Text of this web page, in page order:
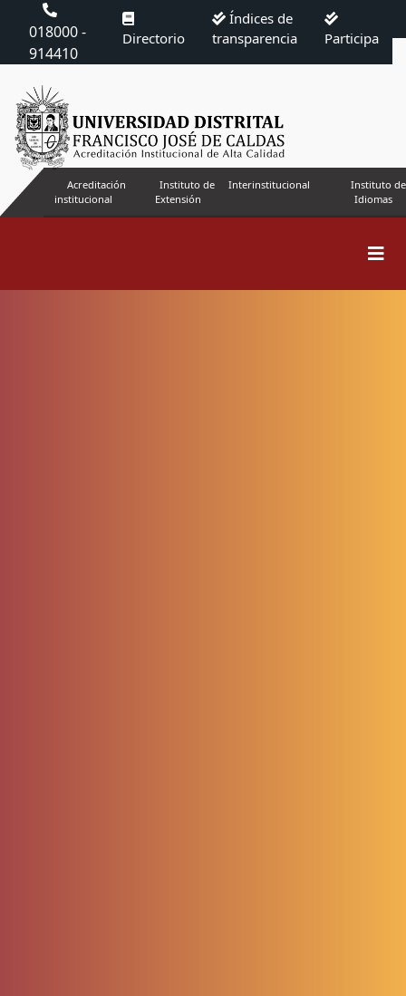
018000 -
914410
Directorio
Índices de
transparencia
Participa
Acreditación
institucional
Instituto de
Extensión
Interinstitucional
Instituto de
Idiomas